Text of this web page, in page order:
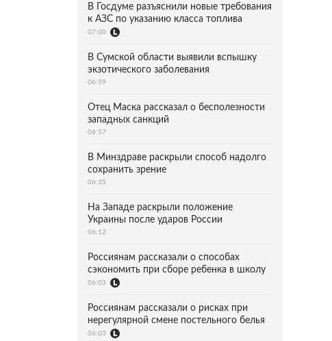
В Госдуме разъяснили новые требования
к АЗС по указанию класса топлива
07:00
В Сумской области выявили вспышку
экзотического заболевания
06:59
Отец Маска рассказал о бесполезности
западных санкций
06:57
В Минздраве раскрыли способ надолго
сохранить зрение
06:35
На Западе раскрыли положение
Украины после ударов России
06:12
Россиянам рассказали о способах
сэкономить при сборе ребенка в школу
06:03
Россиянам рассказали о рисках при
нерегулярной смене постельного белья
06:03